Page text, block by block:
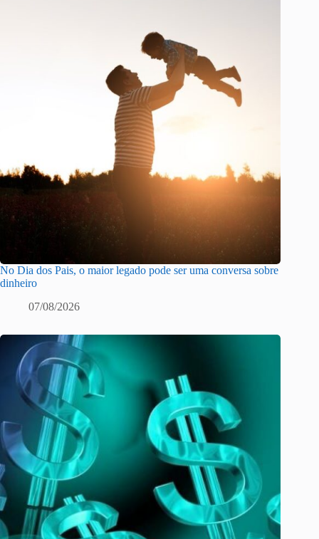
No Dia dos Pais, o maior legado pode ser uma conversa sobre
dinheiro
07/08/2026